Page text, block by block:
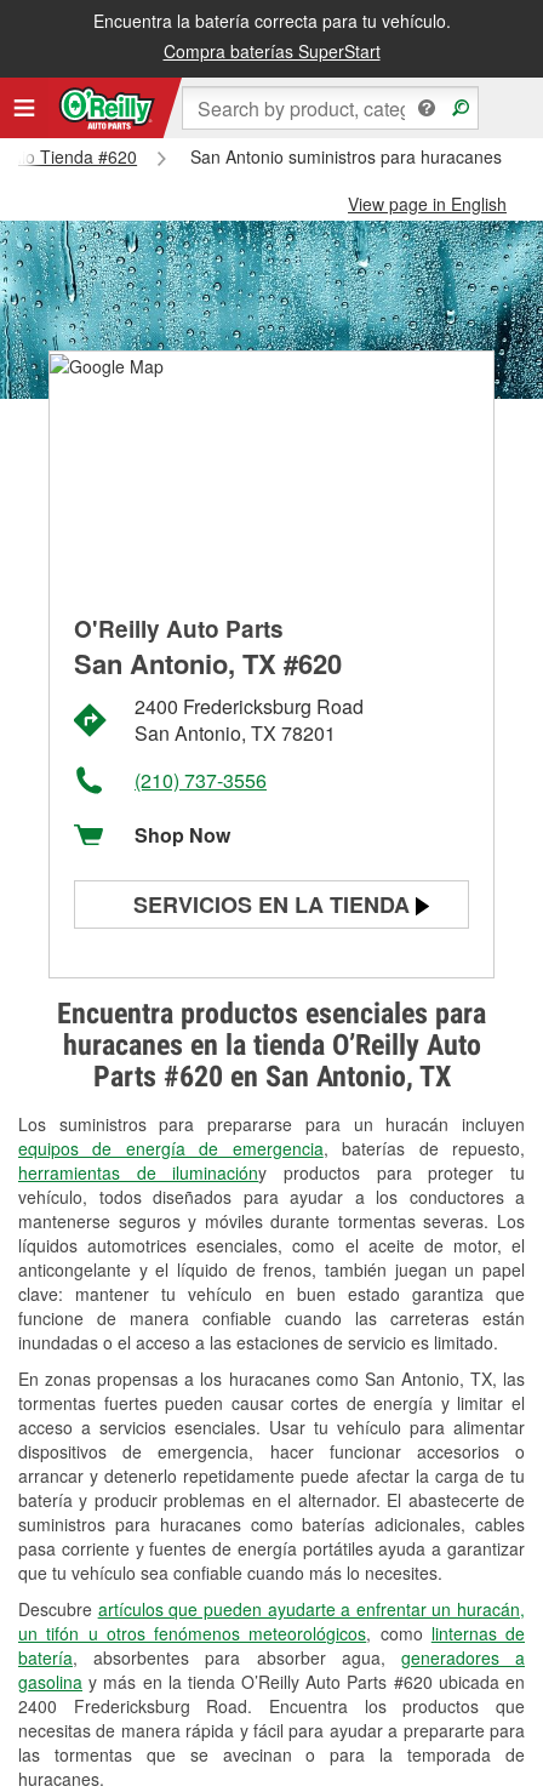
Encuentra la batería correcta para tu vehículo.
Compra baterías SuperStart
Tienda #620
San Antonio suministros para huracanes y
View page in English
Encuentra productos esenciales para
huracanes en la tienda O’Reilly Auto
Parts #620 en San Antonio, TX
Los suministros para prepararse para un huracán incluyen
equipos de energía de emergencia, baterías de repuesto,
herramientas de iluminacióny productos para proteger tu
vehículo, todos diseñados para ayudar a los conductores a
mantenerse seguros y móviles durante tormentas severas. Los
líquidos automotrices esenciales, como el aceite de motor, el
anticongelante y el líquido de frenos, también juegan un papel
clave: mantener tu vehículo en buen estado garantiza que
funcione de manera confiable cuando las carreteras están
inundadas o el acceso a las estaciones de servicio es limitado.
En zonas propensas a los huracanes como San Antonio, TX, las
tormentas fuertes pueden causar cortes de energía y limitar el
acceso a servicios esenciales. Usar tu vehículo para alimentar
dispositivos de emergencia, hacer funcionar accesorios o
arrancar y detenerlo repetidamente puede afectar la carga de tu
batería y producir problemas en el alternador. El abastecerte de
suministros para huracanes como baterías adicionales, cables
pasa corriente y fuentes de energía portátiles ayuda a garantizar
que tu vehículo sea confiable cuando más lo necesites.
Descubre artículos que pueden ayudarte a enfrentar un huracán,
un tifón u otros fenómenos meteorológicos, como linternas de
batería, absorbentes para absorber agua, generadores a
gasolina y más en la tienda O’Reilly Auto Parts #620 ubicada en
2400 Fredericksburg Road. Encuentra los productos que
necesitas de manera rápida y fácil para ayudar a prepararte para
las tormentas que se avecinan o para la temporada de
huracanes.
O'Reilly Auto Parts
San Antonio, TX #620
2400 Fredericksburg Road
San Antonio, TX 78201
(210) 737-3556
Shop Now
SERVICIOS EN LA TIENDA
Prueba de alternadores y
arrancadores
Revisión de la luz "Check Engine"
Reciclaje de baterías y aceite
Instalación de bombillas de faros
Instalación de limpiaparabrisas
Programa de Préstamo de
Herramientas
Mezcla de pinturas
Rectificación de tambores y discos de
freno
Hurricane Supplies
Tornado Supplies
Conoce más
Idiomas adicionales
Español